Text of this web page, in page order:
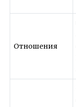
Отношения